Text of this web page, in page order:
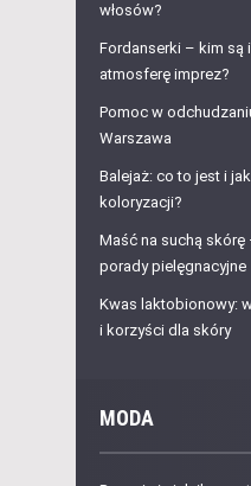
włosów?
Fordanserki – kim są
atmosferę imprez?
Pomoc w
Warszawa
Balejaż: co to jest i
koloryzacji?
Maść na suchą skórę
porady pielęgnacyjne
Kwas laktobionowy:
i korzyści dla skóry
MODA